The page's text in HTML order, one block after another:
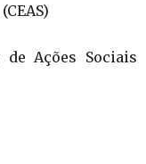
Ações Sociais